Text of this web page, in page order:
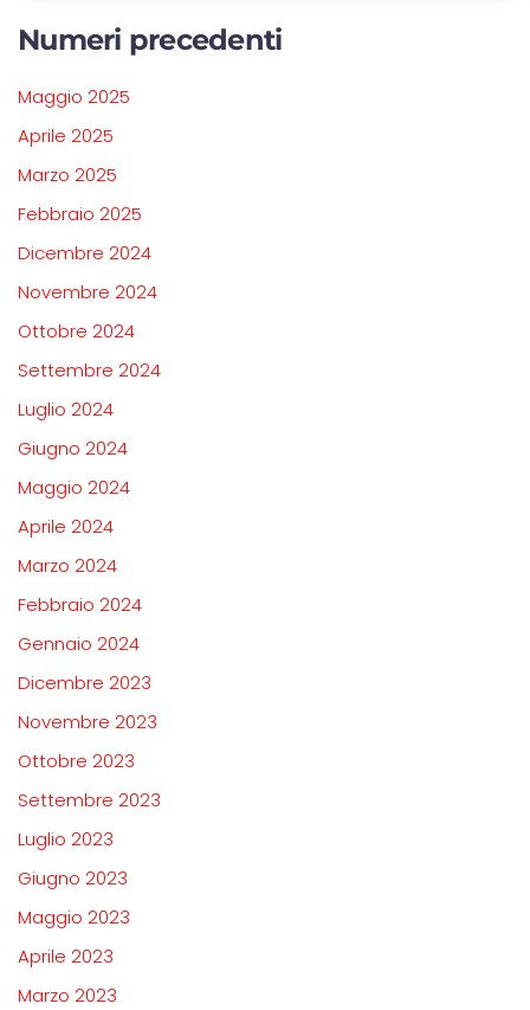
Numeri precedenti
Maggio 2025
Aprile 2025
Marzo 2025
Febbraio 2025
Dicembre 2024
Novembre 2024
Ottobre 2024
Settembre 2024
Luglio 2024
Giugno 2024
Maggio 2024
Aprile 2024
Marzo 2024
Febbraio 2024
Gennaio 2024
Dicembre 2023
Novembre 2023
Ottobre 2023
Settembre 2023
Luglio 2023
Giugno 2023
Maggio 2023
Aprile 2023
Marzo 2023